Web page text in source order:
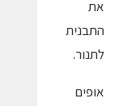
את
התבנית
לתנור.
אופים